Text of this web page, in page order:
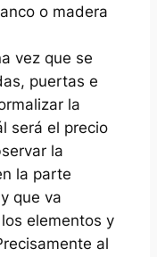
o madera
vez que se
puertas e
la
será el precio
la
la parte
que va
elementos y
al